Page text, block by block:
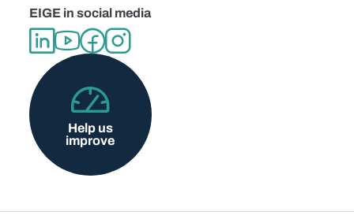
EIGE in social media
Help us
improve